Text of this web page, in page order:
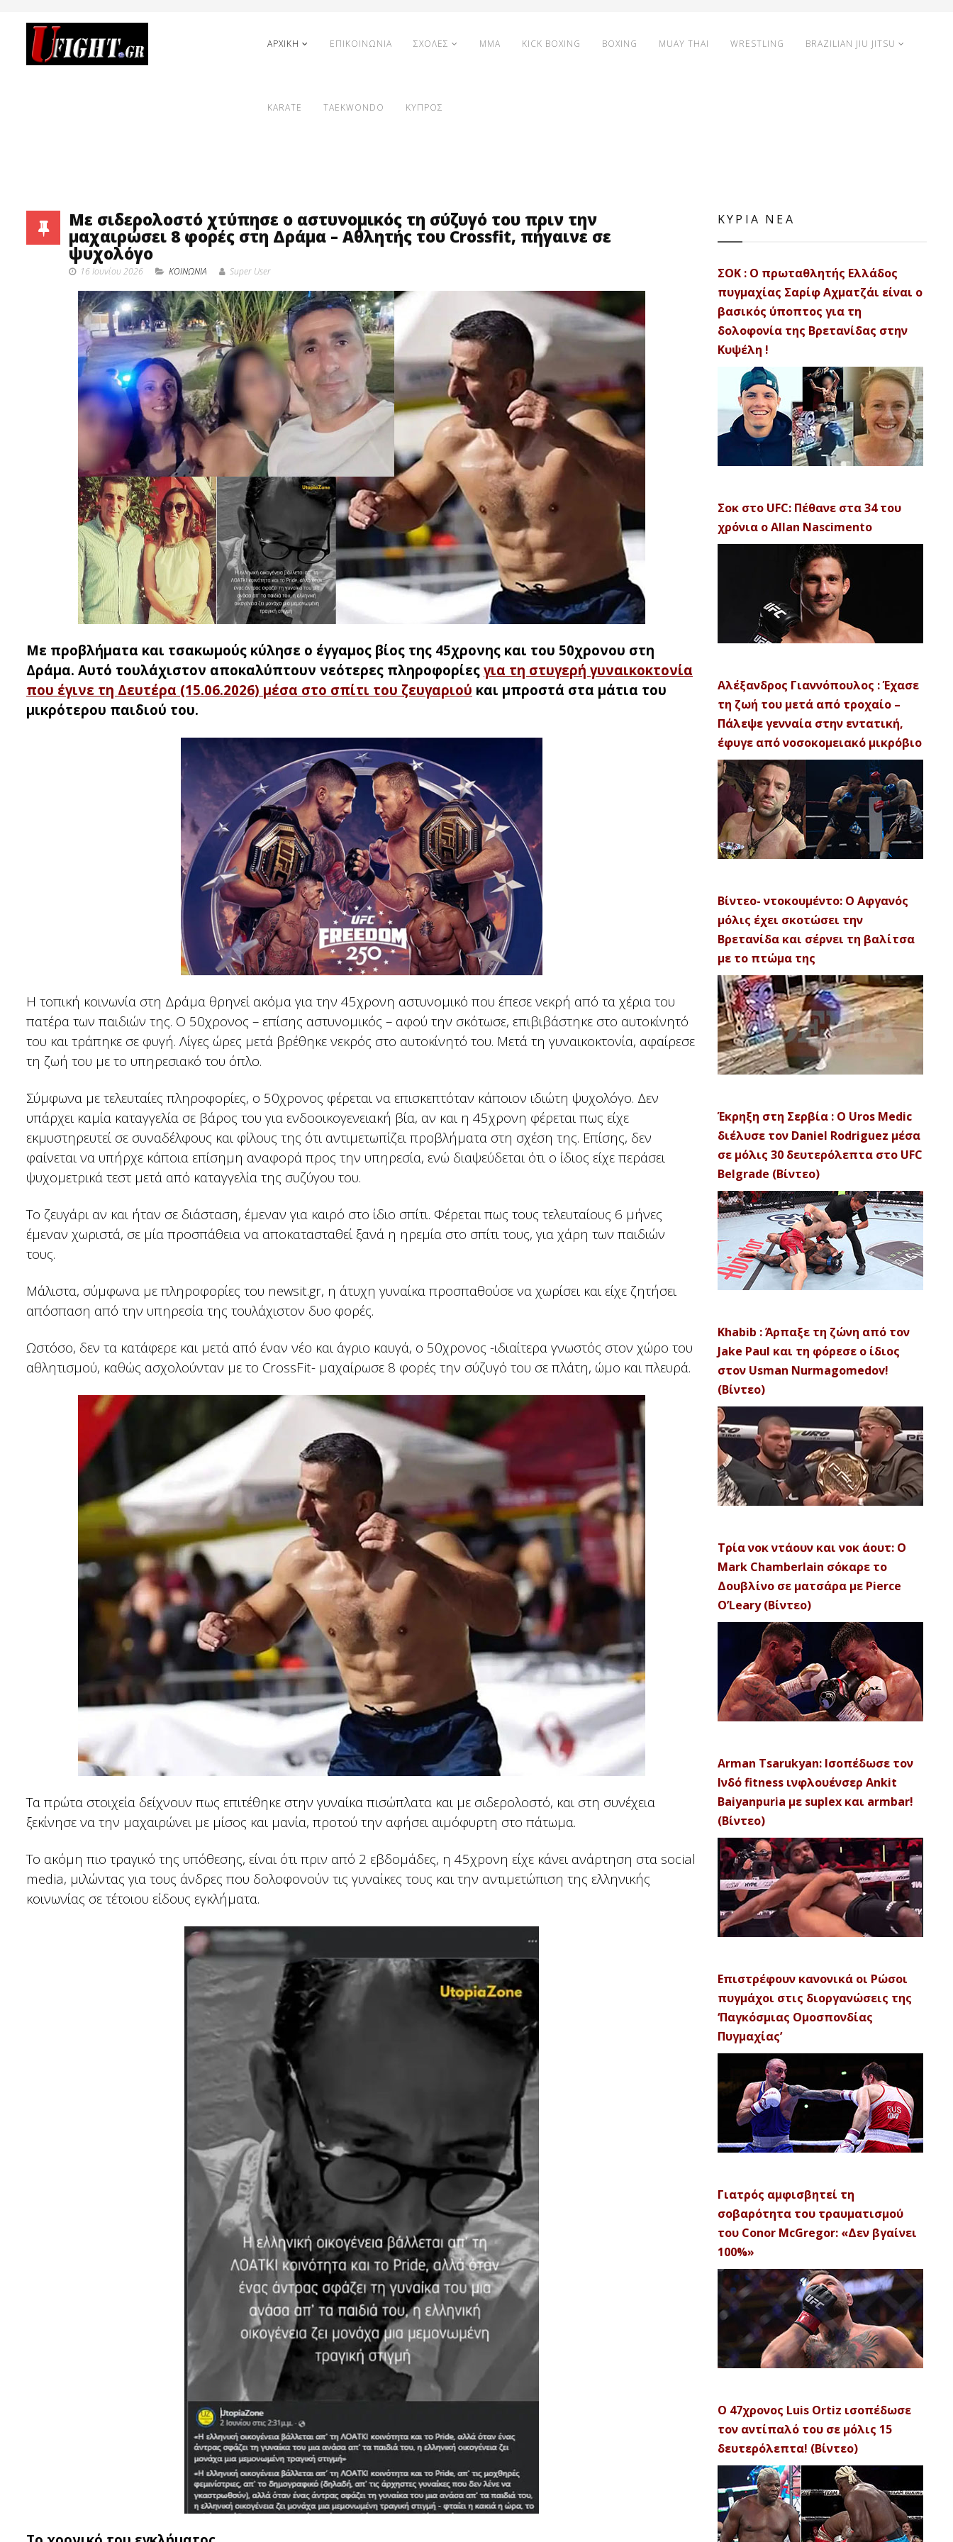
ΑΡΧΙΚΗ ΕΠΙΚΟΙΝΩΝΙΑ ΣΧΟΛΕΣ MMA KICK BOXING BOXING MUAY THAI WRESTLING BRAZILIAN JIU JITSU
KARATE TAEKWONDO ΚΥΠΡΟΣ
Με σιδερολοστό χτύπησε ο αστυνομικός τη σύζυγό του πριν την
μαχαιρώσει 8 φορές στη Δράμα – Αθλητής του Crossfit, πήγαινε σε
ψυχολόγο
16 Ιουνίου 2026 ΚΟΙΝΩΝΙΑ Super User
Με προβλήματα και τσακωμούς κύλησε ο έγγαμος βίος της 45χρονης και του 50χρονου στη
Δράμα. Αυτό τουλάχιστον αποκαλύπτουν νεότερες πληροφορίες για τη στυγερή γυναικοκτονία
που έγινε τη Δευτέρα (15.06.2026) μέσα στο σπίτι του ζευγαριού και μπροστά στα μάτια του
μικρότερου παιδιού του.
Η τοπική κοινωνία στη Δράμα θρηνεί ακόμα για την 45χρονη αστυνομικό που έπεσε νεκρή από τα χέρια του
πατέρα των παιδιών της. Ο 50χρονος – επίσης αστυνομικός – αφού την σκότωσε, επιβιβάστηκε στο αυτοκίνητό
του και τράπηκε σε φυγή. Λίγες ώρες μετά βρέθηκε νεκρός στο αυτοκίνητό του. Μετά τη γυναικοκτονία, αφαίρεσε
τη ζωή του με το υπηρεσιακό του όπλο.
Σύμφωνα με τελευταίες πληροφορίες, ο 50χρονος φέρεται να επισκεπτόταν κάποιον ιδιώτη ψυχολόγο. Δεν
υπάρχει καμία καταγγελία σε βάρος του για ενδοοικογενειακή βία, αν και η 45χρονη φέρεται πως είχε
εκμυστηρευτεί σε συναδέλφους και φίλους της ότι αντιμετωπίζει προβλήματα στη σχέση της. Επίσης, δεν
φαίνεται να υπήρχε κάποια επίσημη αναφορά προς την υπηρεσία, ενώ διαψεύδεται ότι ο ίδιος είχε περάσει
ψυχομετρικά τεστ μετά από καταγγελία της συζύγου του.
Το ζευγάρι αν και ήταν σε διάσταση, έμεναν για καιρό στο ίδιο σπίτι. Φέρεται πως τους τελευταίους 6 μήνες
έμεναν χωριστά, σε μία προσπάθεια να αποκατασταθεί ξανά η ηρεμία στο σπίτι τους, για χάρη των παιδιών
τους.
Μάλιστα, σύμφωνα με πληροφορίες του newsit.gr, η άτυχη γυναίκα προσπαθούσε να χωρίσει και είχε ζητήσει
απόσπαση από την υπηρεσία της τουλάχιστον δυο φορές.
Ωστόσο, δεν τα κατάφερε και μετά από έναν νέο και άγριο καυγά, ο 50χρονος -ιδιαίτερα γνωστός στον χώρο του
αθλητισμού, καθώς ασχολούνταν με το CrossFit- μαχαίρωσε 8 φορές την σύζυγό του σε πλάτη, ώμο και πλευρά.
Τα πρώτα στοιχεία δείχνουν πως επιτέθηκε στην γυναίκα πισώπλατα και με σιδερολοστό, και στη συνέχεια
ξεκίνησε να την μαχαιρώνει με μίσος και μανία, προτού την αφήσει αιμόφυρτη στο πάτωμα.
Το ακόμη πιο τραγικό της υπόθεσης, είναι ότι πριν από 2 εβδομάδες, η 45χρονη είχε κάνει ανάρτηση στα social
media, μιλώντας για τους άνδρες που δολοφονούν τις γυναίκες τους και την αντιμετώπιση της ελληνικής
κοινωνίας σε τέτοιου είδους εγκλήματα.
ΚΥΡΙΑ ΝΕΑ
ΣΟΚ : Ο πρωταθλητής Ελλάδος
πυγμαχίας Σαρίφ Αχματζάι είναι ο
βασικός ύποπτος για τη
δολοφονία της Βρετανίδας στην
Κυψέλη !
Σοκ στο UFC: Πέθανε στα 34 του
χρόνια ο Allan Nascimento
Αλέξανδρος Γιαννόπουλος : Έχασε
τη ζωή του μετά από τροχαίο –
Πάλεψε γενναία στην εντατική,
έφυγε από νοσοκομειακό μικρόβιο
Βίντεο- ντοκουμέντο: Ο Αφγανός
μόλις έχει σκοτώσει την
Βρετανίδα και σέρνει τη βαλίτσα
με το πτώμα της
Έκρηξη στη Σερβία : Ο Uros Medic
διέλυσε τον Daniel Rodriguez μέσα
σε μόλις 30 δευτερόλεπτα στο UFC
Belgrade (Βίντεο)
Khabib : Άρπαξε τη ζώνη από τον
Jake Paul και τη φόρεσε ο ίδιος
στον Usman Nurmagomedov!
(Βίντεο)
Τρία νοκ ντάουν και νοκ άουτ: Ο
Mark Chamberlain σόκαρε το
Δουβλίνο σε ματσάρα με Pierce
O’Leary (Βίντεο)
Arman Tsarukyan: Ισοπέδωσε τον
Ινδό fitness ινφλουένσερ Ankit
Baiyanpuria με suplex και armbar!
(Βίντεο)
Επιστρέφουν κανονικά οι Ρώσοι
πυγμάχοι στις διοργανώσεις της
‘Παγκόσμιας Ομοσπονδίας
Πυγμαχίας’
Γιατρός αμφισβητεί τη
σοβαρότητα του τραυματισμού
του Conor McGregor: «Δεν βγαίνει
100%»
Ο 47χρονος Luis Ortiz ισοπέδωσε
τον αντίπαλό του σε μόλις 15
δευτερόλεπτα! (Βίντεο)